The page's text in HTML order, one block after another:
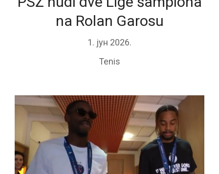
na Rolan Garosu
1. јун 2026.
Tenis